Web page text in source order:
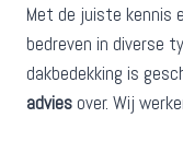
Met de juiste kennis
bedreven in diverse
dakbedekking is
advies over. Wij